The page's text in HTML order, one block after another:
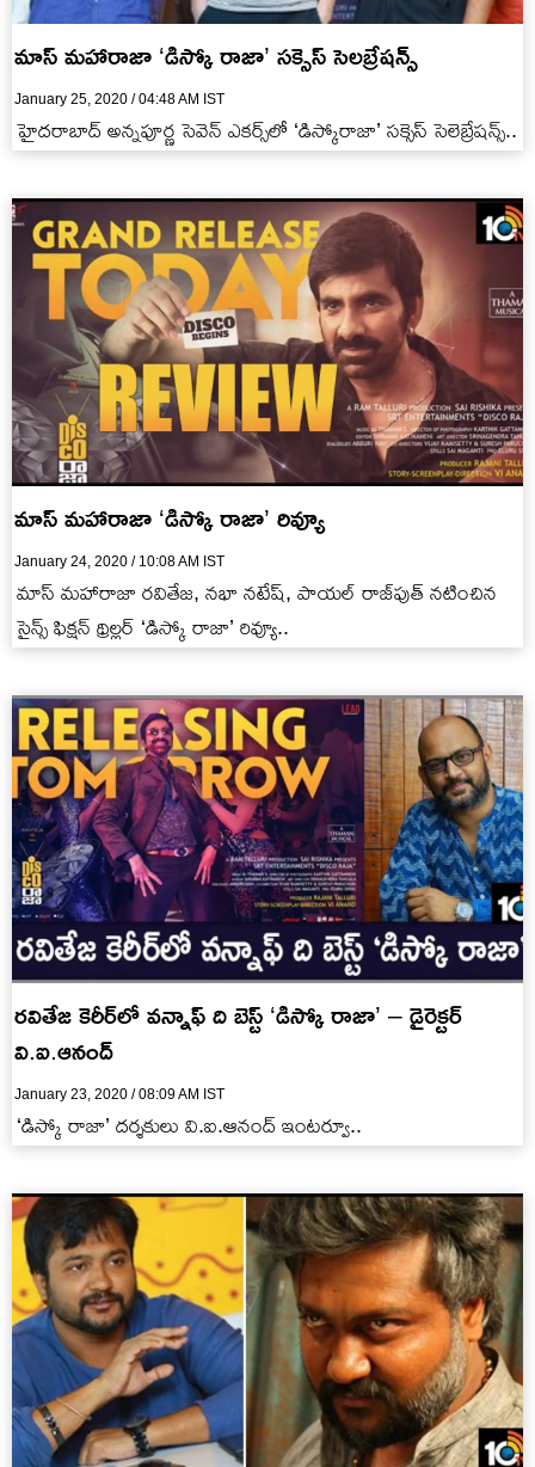
మాస్ మహారాజా ‘డిస్కో రాజా’ సక్సెస్ సెలబ్రేషన్స్
January 25, 2020 / 04:48 AM IST
హైదరాబాద్ అన్నపూర్ణ సెవెన్ ఎకర్స్‌లో ‘డిస్కోరాజా’ సక్సెస్ సెలెబ్రేషన్స్..
మాస్ మహారాజా ‘డిస్కో రాజా’ రివ్యూ
January 24, 2020 / 10:08 AM IST
మాస్ మహారాజా రవితేజ, నభా నటేష్, పాయల్ రాజ్‌పుత్ నటించిన
సైన్స్ ఫిక్షన్ థ్రిల్లర్ ‘డిస్కో రాజా’ రివ్యూ..
రవితేజ కెరీర్‌లో వన్నాఫ్ ది బెస్ట్ ‘డిస్కో రాజా’ – డైరెక్టర్
వి.ఐ.ఆనంద్
January 23, 2020 / 08:09 AM IST
‘డిస్కో రాజా’ దర్శకులు వి.ఐ.ఆనంద్ ఇంటర్వూ..